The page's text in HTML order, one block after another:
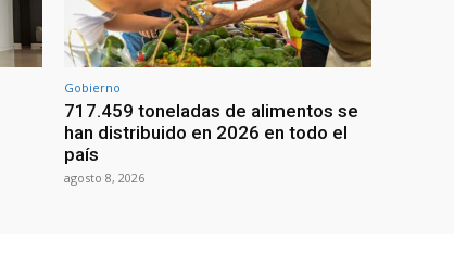
Gobierno
717.459 toneladas de alimentos se
han distribuido en 2026 en todo el
país
agosto 8, 2026